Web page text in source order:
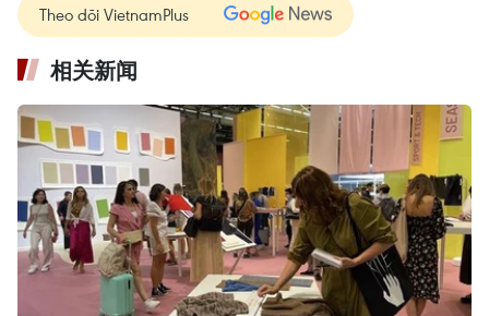
Theo dõi VietnamPlus
相关新闻